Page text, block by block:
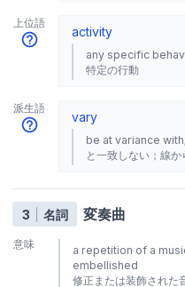
上位語
activity
any specific
特定の行動
派生語
vary
be at variance
と一致しない；線か
3 名詞 変奏曲
意味
a repetition of a
embellished
修正または装飾された